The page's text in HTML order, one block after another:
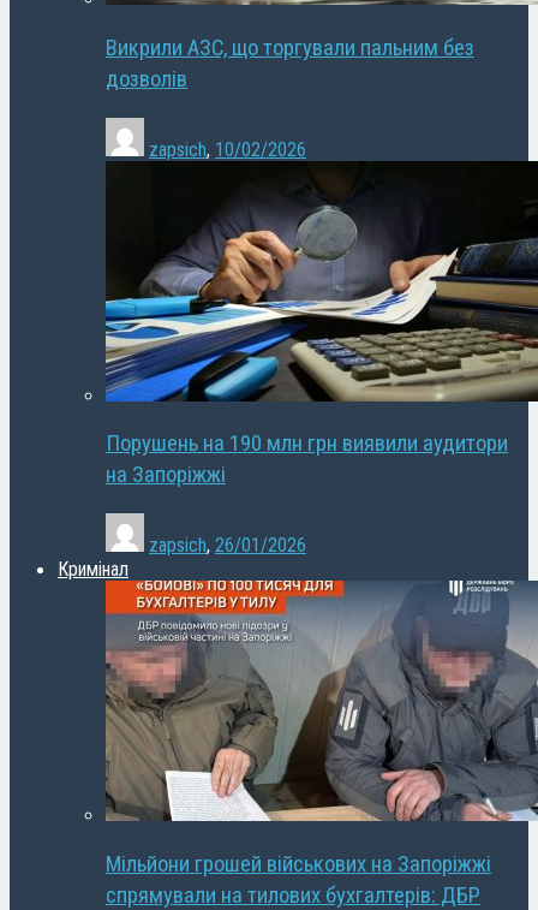
Викрили АЗС, що торгували пальним без
дозволів
zapsich, 10/02/2026
Порушень на 190 млн грн виявили аудитори
на Запоріжжі
zapsich, 26/01/2026
Кримінал
Мільйони грошей військових на Запоріжжі
спрямували на тилових бухгалтерів: ДБР